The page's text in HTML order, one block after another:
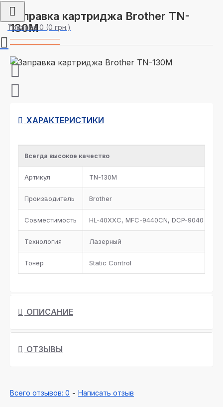
Товаров 0 (0 грн.)
Заправка картриджа Brother TN-
130M
ХАРАКТЕРИСТИКИ
Всегда высокое качество
Артикул TN-130M
Производитель Brother
Совместимость HL-40XXC, MFC-9440CN, DCP-9040
Технология Лазерный
Тонер Static Control
ОПИСАНИЕ
ОТЗЫВЫ
Всего отзывов: 0 - Написать отзыв